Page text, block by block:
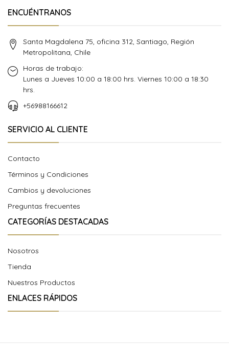
ENCUÉNTRANOS
Santa Magdalena 75, oficina 312, Santiago, Región
Metropolitana, Chile
Horas de trabajo:
Lunes a Jueves 10:00 a 18:00 hrs. Viernes 10:00 a 18:30
hrs.
+56988166612
SERVICIO AL CLIENTE
Contacto
Términos y Condiciones
Cambios y devoluciones
Preguntas frecuentes
CATEGORÍAS DESTACADAS
Nosotros
Tienda
Nuestros Productos
ENLACES RÁPIDOS